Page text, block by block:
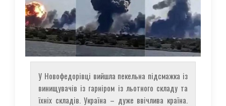
У Новофедорівці вийшла пекельна підсмажка із
винищувачів із гарніром із льотного складу та
їхніх складів. Україна – дуже ввічлива країна.